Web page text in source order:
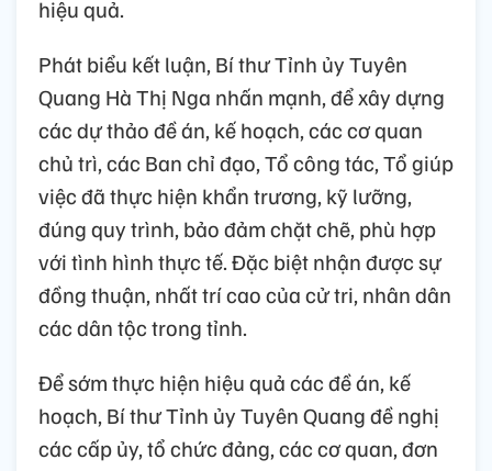
hiệu quả.
Phát biểu kết luận, Bí thư Tỉnh ủy Tuyên
Quang Hà Thị Nga nhấn mạnh, để xây dựng
các dự thảo đề án, kế hoạch, các cơ quan
chủ trì, các Ban chỉ đạo, Tổ công tác, Tổ giúp
việc đã thực hiện khẩn trương, kỹ lưỡng,
đúng quy trình, bảo đảm chặt chẽ, phù hợp
với tình hình thực tế. Đặc biệt nhận được sự
đồng thuận, nhất trí cao của cử tri, nhân dân
các dân tộc trong tỉnh.
Để sớm thực hiện hiệu quả các đề án, kế
hoạch, Bí thư Tỉnh ủy Tuyên Quang đề nghị
các cấp ủy, tổ chức đảng, các cơ quan, đơn